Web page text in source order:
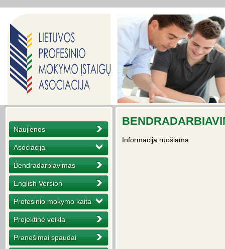
Informacija ruošiama
Naujienos
Asociacija
Bendradarbiavimas
English Version
Profesinio mokymo kaita
Projektinė veikla
Pranešimai spaudai